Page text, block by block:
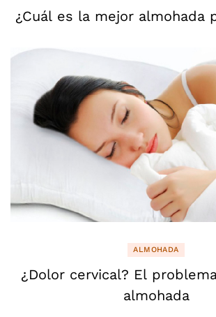
¿Cuál es la mejor almohada
ALMOHADA
¿Dolor cervical? El
almohada